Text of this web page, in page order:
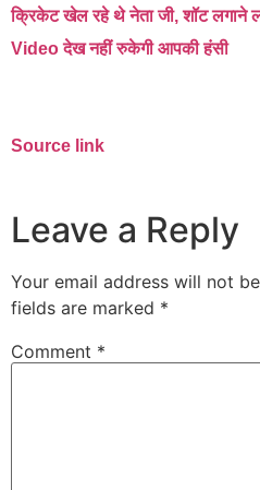
क्रिकेट खेल रहे थे नेता जी, शॉट लगाने
Video देख नहीं रुकेगी आपकी हंसी
Source link
Leave a Reply
Your email address will not
fields are marked *
Comment *